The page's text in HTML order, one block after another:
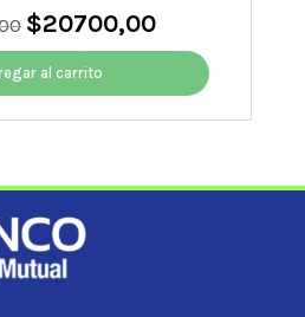
El
precio
original
era:
$23000,00.
$20700,00El
precio
actual
es:
$20700,00.
al carrito